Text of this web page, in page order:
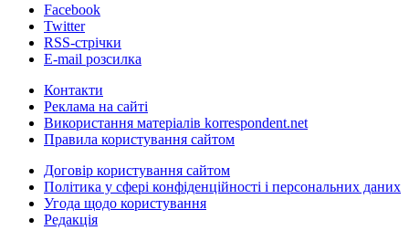
Facebook
Twitter
RSS-стрічки
E-mail розсилка
Контакти
Реклама на сайті
Використання матеріалів korrespondent.net
Правила користування сайтом
Договір користування сайтом
Політика у сфері конфіденційності і персональних даних
Угода щодо користування
Редакція